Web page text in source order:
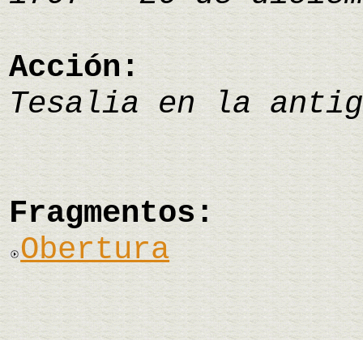
Acción:
Tesalia en la
Fragmentos:
Obertura